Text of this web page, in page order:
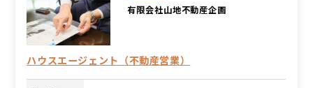
有限会社山地不動産企画
ハウスエージェント（不動産営業）